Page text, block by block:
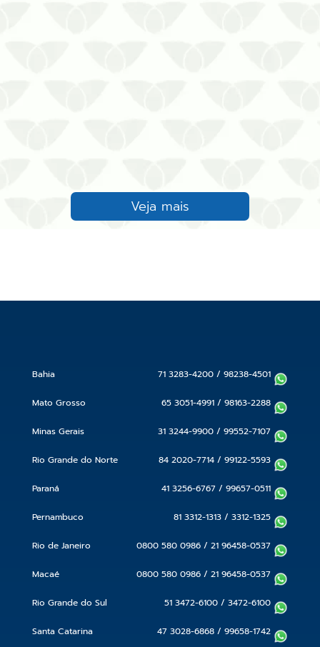
Veja mais
Bahia 71 3283-4200 /98238-4501
Mato Grosso 65 3051-4991 /98163-2288
Minas Gerais 31 3244-9900 /99552-7107
Rio Grande do Norte 84 2020-7714 /99122-5593
Paraná 41 3256-6767 /99657-0511
Pernambuco 81 3312-1313 /3312-1325
Rio de Janeiro 0800 580 0986 /21 96458-0537
Macaé 0800 580 0986 /21 96458-0537
Rio Grande do Sul 51 3472-6100 /3472-6100
Santa Catarina 47 3028-6868 /99658-1742